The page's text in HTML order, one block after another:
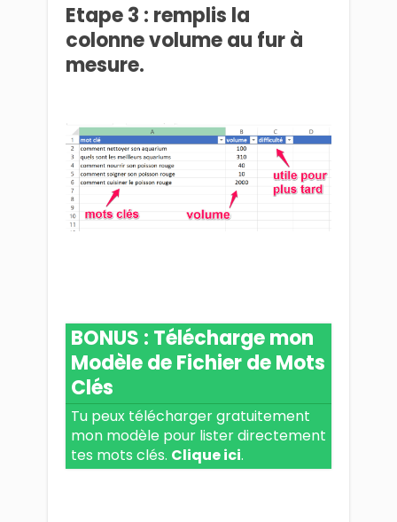
Etape 3 : remplis la
colonne volume au fur à
mesure.
BONUS : Télécharge mon
Modèle de Fichier de Mots
Clés
Tu peux télécharger gratuitement
mon modèle pour lister directement
tes mots clés. Clique ici.